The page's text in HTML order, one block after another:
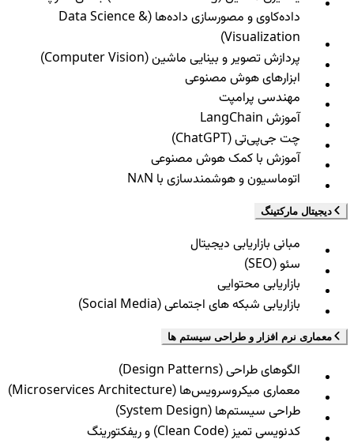
داده‌کاوی و مصورسازی داده‌ها (Data Science &
Visualization)
پردازش تصویر و بینایی ماشین (Computer Vision)
ابزارهای هوش مصنوعی
مهندسی پرامپت
آموزش LangChain
چت جی‌پی‌تی (ChatGPT)
آموزش با کمک هوش مصنوعی
اتوماسیون و هوشمندسازی با N8N
دیجیتال مارکتینگ
مبانی بازاریابی دیجیتال
سئو (SEO)
بازاریابی محتوایی
بازاریابی شبکه های اجتماعی (Social Media)
معماری نرم افزار و طراحی سیستم ها
الگوهای طراحی (Design Patterns)
معماری میکروسرویس‌ها (Microservices Architecture)
طراحی سیستم‌ها (System Design)
کدنویسی تمیز (Clean Code) و ریفکتورینگ